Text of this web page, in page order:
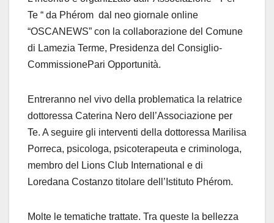
Te “ da Phérom dal neo giornale online
“OSCANEWS” con la collaborazione del Comune
di Lamezia Terme, Presidenza del Consiglio-
CommissionePari Opportunità.
Entreranno nel vivo della problematica la relatrice
dottoressa Caterina Nero dell’Associazione per
Te. A seguire gli interventi della dottoressa Marilisa
Porreca, psicologa, psicoterapeuta e criminologa,
membro del Lions Club International e di
Loredana Costanzo titolare dell’Istituto Phérom.
Molte le tematiche trattate. Tra queste la bellezza